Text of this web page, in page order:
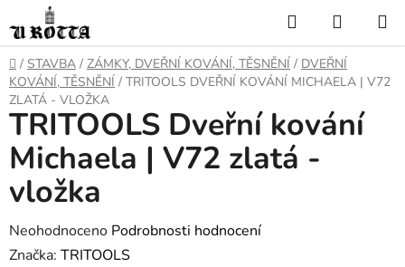
na
obsah
Hledat
KOŠÍK
DOMŮ
/ STAVBA / ZÁMKY, DVEŘNÍ KOVÁNÍ, TĚSNĚNÍ / DVEŘNÍ
KOVÁNÍ, TĚSNĚNÍ / TRITOOLS DVEŘNÍ KOVÁNÍ MICHAELA | V72
ZLATÁ - VLOŽKA
TRITOOLS Dveřní kování
Michaela | V72 zlatá -
vložka
Průměrné
hodnocení
Neohodnoceno Podrobnosti hodnocení
Značka: TRITOOLS